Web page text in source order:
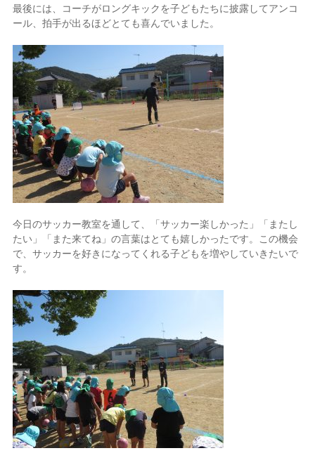
最後には、コーチがロングキックを子どもたちに披露してアンコ
ール、拍手が出るほどとても喜んでいました。
今日のサッカー教室を通して、「サッカー楽しかった」「またし
たい」「また来てね」の言葉はとても嬉しかったです。この機会
で、サッカーを好きになってくれる子どもを増やしていきたいで
す。